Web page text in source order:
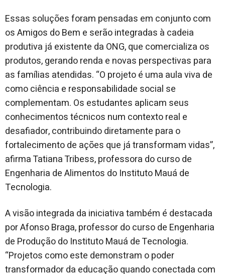
Essas soluções foram pensadas em conjunto com
os Amigos do Bem e serão integradas à cadeia
produtiva já existente da ONG, que comercializa os
produtos, gerando renda e novas perspectivas para
as famílias atendidas. “O projeto é uma aula viva de
como ciência e responsabilidade social se
complementam. Os estudantes aplicam seus
conhecimentos técnicos num contexto real e
desafiador, contribuindo diretamente para o
fortalecimento de ações que já transformam vidas”,
afirma Tatiana Tribess, professora do curso de
Engenharia de Alimentos do Instituto Mauá de
Tecnologia.
A visão integrada da iniciativa também é destacada
por Afonso Braga, professor do curso de Engenharia
de Produção do Instituto Mauá de Tecnologia.
“Projetos como este demonstram o poder
transformador da educação quando conectada com